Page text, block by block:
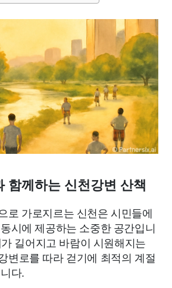
여행 맛집 IT 컴퓨터
마케팅
교육 교통 생활 기타
함께하는 신천강변 산책
로 가로지르는 신천은 시민들에
시에 제공하는 소중한 공간입니
길어지고 바람이 시원해지는
변로를 따라 걷기에 최적의 계절
다.